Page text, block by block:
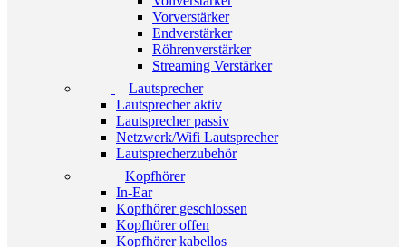
Vorverstärker
Endverstärker
Röhrenverstärker
Streaming Verstärker
Lautsprecher
Lautsprecher aktiv
Lautsprecher passiv
Netzwerk/Wifi Lautsprecher
Lautsprecherzubehör
Kopfhörer
In-Ear
Kopfhörer geschlossen
Kopfhörer offen
Kopfhörer kabellos